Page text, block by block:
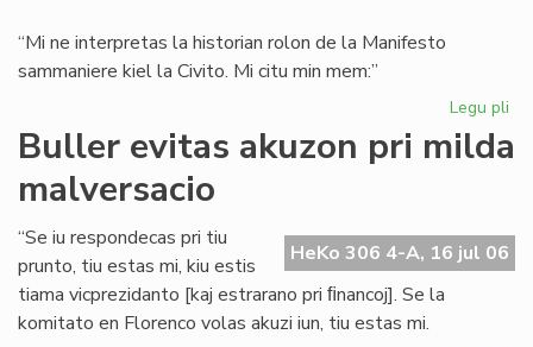
“Mi ne interpretas la historian rolon de la Manifesto
sammaniere kiel la Civito. Mi citu min mem:”
Legu pli
Buller evitas akuzon pri milda
malversacio
HeKo 306 4-A, 16 jul 06
“Se iu respondecas pri tiu
prunto, tiu estas mi, kiu estis
tiama vicprezidanto [kaj estrarano pri ﬁnancoj]. Se la
komitato en Florenco volas akuzi iun, tiu estas mi.